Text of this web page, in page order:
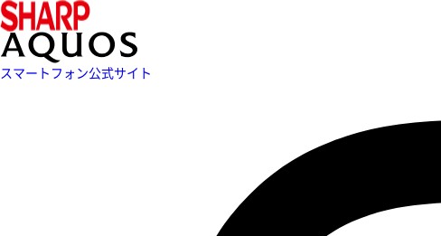
スマートフォン公式サイト